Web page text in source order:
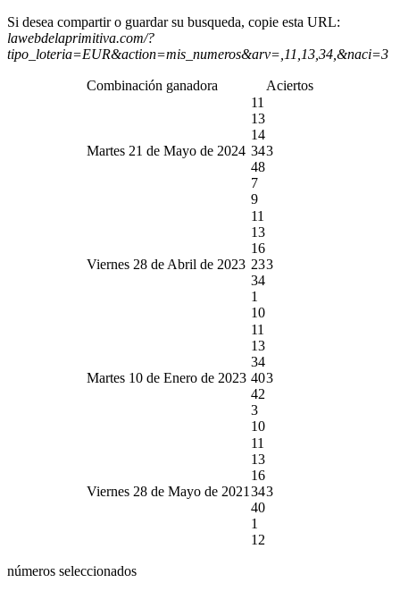
Si desea compartir o guardar su busqueda, copie esta URL:
lawebdelaprimitiva.com/?
tipo_loteria=EUR&action=mis_numeros&arv=,11,13,34,&naci=3
Combinación ganadora Aciertos
Martes 21 de Mayo de 2024
11
13
14
34
48
7
9
3
Viernes 28 de Abril de 2023
11
13
16
23
34
1
10
3
Martes 10 de Enero de 2023
11
13
34
40
42
3
10
3
Viernes 28 de Mayo de 2021
11
13
16
34
40
1
12
3
números seleccionados